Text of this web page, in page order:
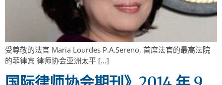
受尊敬的法官 Maria Lourdes P.A.Sereno, 首席法官的最高法院
的菲律宾 律师协会亚洲太平 […]